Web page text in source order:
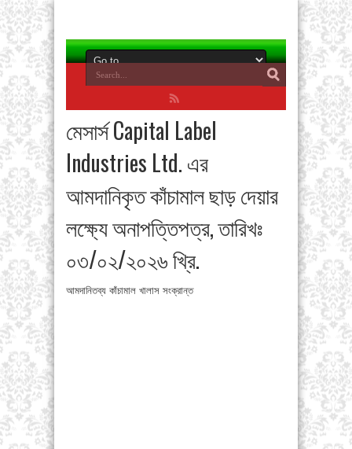
মেসার্স Capital Label
Industries Ltd. এর
আমদানিকৃত কাঁচামাল ছাড় দেয়ার
লক্ষ্যে অনাপত্তিপত্র, তারিখঃ
০৩/০২/২০২৬ খ্রি.
আমদানিতব্য কাঁচামাল খালাস সংক্রান্ত